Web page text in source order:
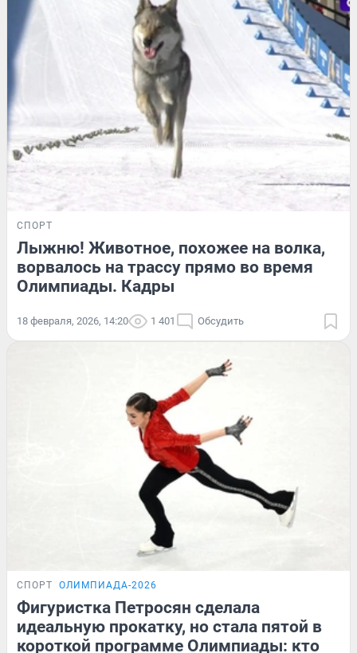
СПОРТ
Лыжню! Животное, похожее на волка,
ворвалось на трассу прямо во время
Олимпиады. Кадры
18 февраля, 2026, 14:20 1 401 Обсудить
СПОРТ ОЛИМПИАДА-2026
Фигуристка Петросян сделала
идеальную прокатку, но стала пятой в
короткой программе Олимпиады: кто